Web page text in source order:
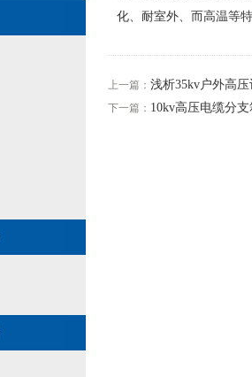
化、耐室外、而高温等
上一篇： 浅析35kv户外高
下一篇： 10kv高压电缆分